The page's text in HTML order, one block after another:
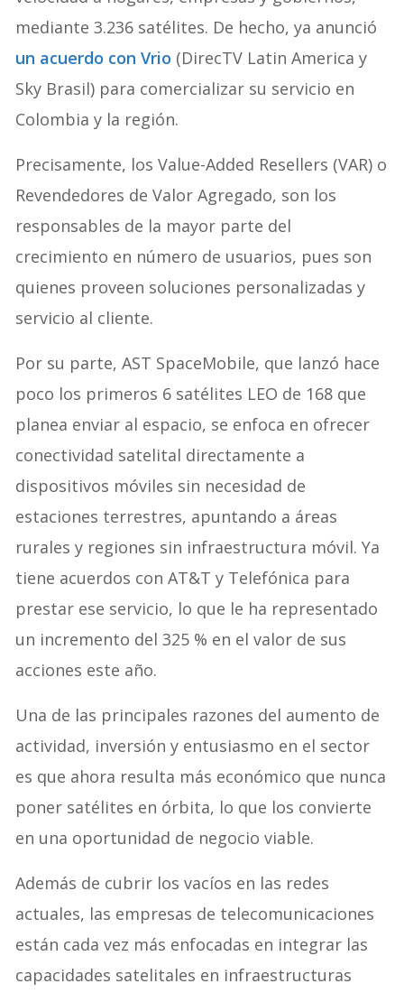
mediante 3.236 satélites. De hecho, ya anunció
un acuerdo con Vrio (DirecTV Latin America y
Sky Brasil) para comercializar su servicio en
Colombia y la región.
Precisamente, los Value-Added Resellers (VAR) o
Revendedores de Valor Agregado, son los
responsables de la mayor parte del
crecimiento en número de usuarios, pues son
quienes proveen soluciones personalizadas y
servicio al cliente.
Por su parte, AST SpaceMobile, que lanzó hace
poco los primeros 6 satélites LEO de 168 que
planea enviar al espacio, se enfoca en ofrecer
conectividad satelital directamente a
dispositivos móviles sin necesidad de
estaciones terrestres, apuntando a áreas
rurales y regiones sin infraestructura móvil. Ya
tiene acuerdos con AT&T y Telefónica para
prestar ese servicio, lo que le ha representado
un incremento del 325 % en el valor de sus
acciones este año.
Una de las principales razones del aumento de
actividad, inversión y entusiasmo en el sector
es que ahora resulta más económico que nunca
poner satélites en órbita, lo que los convierte
en una oportunidad de negocio viable.
Además de cubrir los vacíos en las redes
actuales, las empresas de telecomunicaciones
están cada vez más enfocadas en integrar las
capacidades satelitales en infraestructuras